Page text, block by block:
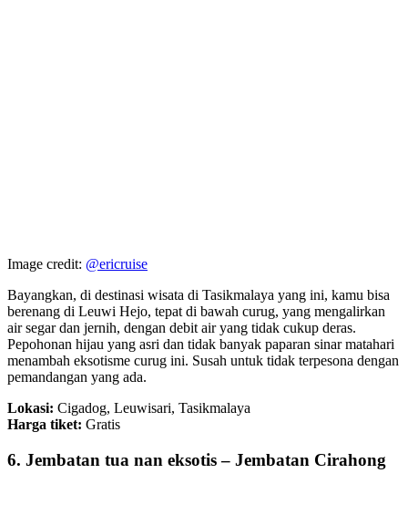
Image credit: @ericruise
Bayangkan, di destinasi wisata di Tasikmalaya yang ini, kamu bisa
berenang di Leuwi Hejo, tepat di bawah curug, yang mengalirkan
air segar dan jernih, dengan debit air yang tidak cukup deras.
Pepohonan hijau yang asri dan tidak banyak paparan sinar matahari
menambah eksotisme curug ini. Susah untuk tidak terpesona dengan
pemandangan yang ada.
Lokasi: Cigadog, Leuwisari, Tasikmalaya
Harga tiket: Gratis
6. Jembatan tua nan eksotis – Jembatan Cirahong